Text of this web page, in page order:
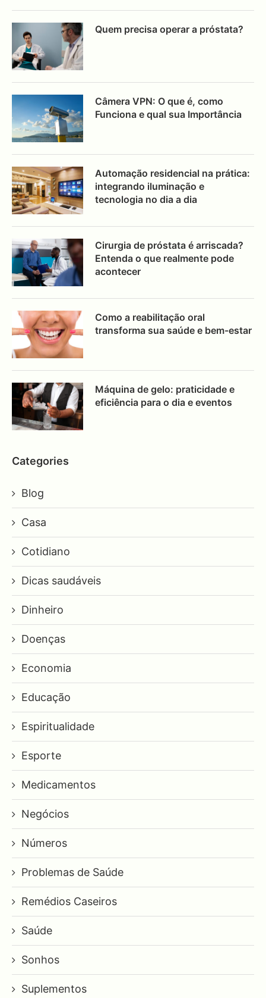
Quem precisa operar a próstata?
Câmera VPN: O que é, como
Funciona e qual sua Importância
Automação residencial na prática:
integrando iluminação e
tecnologia no dia a dia
Cirurgia de próstata é arriscada?
Entenda o que realmente pode
acontecer
Como a reabilitação oral
transforma sua saúde e bem-estar
Máquina de gelo: praticidade e
eficiência para o dia e eventos
Categories
Blog
Casa
Cotidiano
Dicas saudáveis
Dinheiro
Doenças
Economia
Educação
Espiritualidade
Esporte
Medicamentos
Negócios
Números
Problemas de Saúde
Remédios Caseiros
Saúde
Sonhos
Suplementos